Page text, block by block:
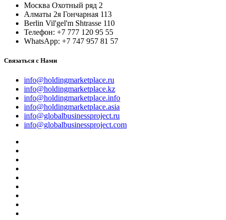
Москва Охотный ряд 2
Алматы 2я Гончарная 113
Berlin Vil'gel'm Shtrasse 110
Телефон: +7 777 120 95 55
WhatsApp: +7 747 957 81 57
Связаться с Нами
info@holdingmarketplace.ru
info@holdingmarketplace.kz
info@holdingmarketplace.info
info@holdingmarketplace.asia
info@globalbusinessproject.ru
info@globalbusinessproject.com